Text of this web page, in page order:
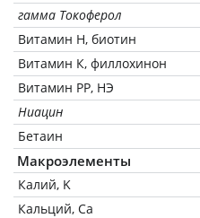
гамма Токоферол
Витамин Н, биотин
Витамин К, филлохинон
Витамин РР, НЭ
Ниацин
Бетаин
Макроэлементы
Калий, K
Кальций, Ca